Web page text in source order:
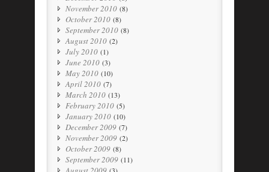
November 2010 (8)
October 2010 (8)
September 2010 (8)
August 2010 (2)
July 2010 (1)
June 2010 (3)
May 2010 (10)
April 2010 (7)
March 2010 (13)
February 2010 (5)
January 2010 (10)
December 2009 (7)
November 2009 (2)
October 2009 (8)
September 2009 (11)